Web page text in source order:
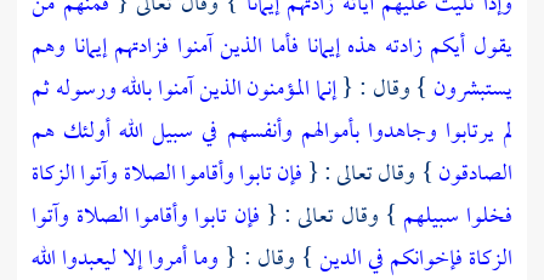
يقول أيكم زادته هذه إيمانا فأما الذين آمنوا فزادتهم إيمانا وهم
يستبشرون } وقال : {إنما المؤمنون الذين آمنوا بالله ورسوله ثم
لم يرتابوا وجاهدوا بأموالهم وأنفسهم في سبيل الله أولئك هم
الصادقون} وقال تعالى : {فإن تابوا وأقاموا الصلاة وآتوا الزكاة
فخلوا سبيلهم } وقال تعالى : { فإن تابوا وأقاموا الصلاة وآتوا
الزكاة فإخوانكم في الدين} وقال : { وما أمروا إلا ليعبدوا الله